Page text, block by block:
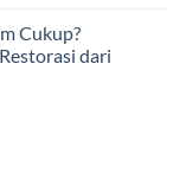
Cukup?
dari